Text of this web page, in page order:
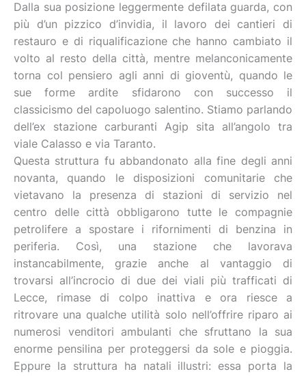
Dalla sua posizione leggermente defilata guarda, con
più d’un pizzico d’invidia, il lavoro dei cantieri di
restauro e di riqualificazione che hanno cambiato il
volto al resto della città, mentre melanconicamente
torna col pensiero agli anni di gioventù, quando le
sue forme ardite sfidarono con successo il
classicismo del capoluogo salentino. Stiamo parlando
dell’ex stazione carburanti Agip sita all’angolo tra
viale Calasso e via Taranto.
Questa struttura fu abbandonato alla fine degli anni
novanta, quando le disposizioni comunitarie che
vietavano la presenza di stazioni di servizio nel
centro delle città obbligarono tutte le compagnie
petrolifere a spostare i rifornimenti di benzina in
periferia. Così, una stazione che lavorava
instancabilmente, grazie anche al vantaggio di
trovarsi all’incrocio di due dei viali più trafficati di
Lecce, rimase di colpo inattiva e ora riesce a
ritrovare una qualche utilità solo nell’offrire riparo ai
numerosi venditori ambulanti che sfruttano la sua
enorme pensilina per proteggersi da sole e pioggia.
Eppure la struttura ha natali illustri: essa porta la